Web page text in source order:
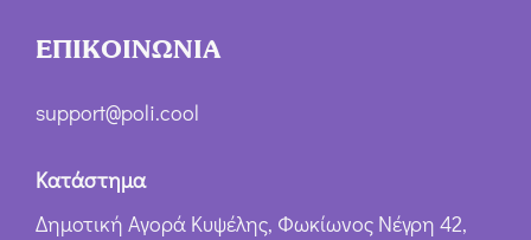
ΕΠΙΚΟΙΝΩΝΙΑ
support@poli.cool
Κατάστημα
Δημοτική Αγορά Κυψέλης, Φωκίωνος Νέγρη 42,